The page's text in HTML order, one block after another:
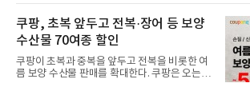
것으로 확인됐다”고 설명했다.이어 “정확한 화
재 원인은 추후 조사될
으로 여유로운 저녁 시간부터 호텔 스테이를 시
작할 수 있도록 준비됐다.앰배서더 서울 풀만 호
텔 측은 “퇴근 후 또는 주말 도심 속에서 짧지만
온전한 휴식을 원하는 고객들에게 특별한 경험
을 제공한다”고 밝혔다.패키지는 디럭스와 이그
제큐티브 두 가지 타입으로 구성된다. 디럭스 패
키지는 객실 1박(룸 온리)으로 심플한 호캉스를
쿠팡, 초복 앞두고 전복·장어 등 보양
수산물 70여종 할인
쿠팡이 초복과 중복을 앞두고 전복을 비롯한 여
름 보양 수산물 판매를 확대한다. 쿠팡은 오는